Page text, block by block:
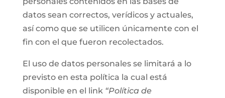
datos sean correctos, verídicos y actuales,
así como que se utilicen únicamente con el
fin con el que fueron recolectados.
El uso de datos personales se limitará a lo
previsto en esta política la cual está
disponible en el link “Política de